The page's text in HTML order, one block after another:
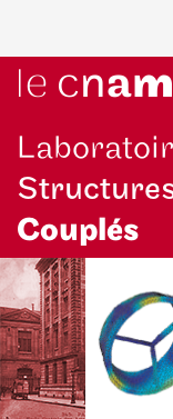
principal
Couplés